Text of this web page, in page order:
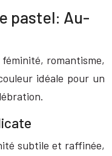
pastel: Au-
romantisme,
idéale pour un
subtile et raffinée,